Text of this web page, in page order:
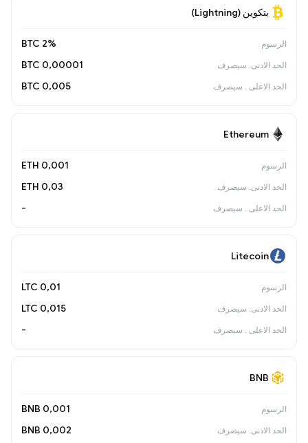
بتكوين (Lightning)
2% BTC
0,00001 BTC
0,005 BTC
Ethereum
0,001 ETH
0,03 ETH
-
Litecoin
0,01 LTC
0,015 LTC
-
BNB
0,001 BNB
0,002 BNB